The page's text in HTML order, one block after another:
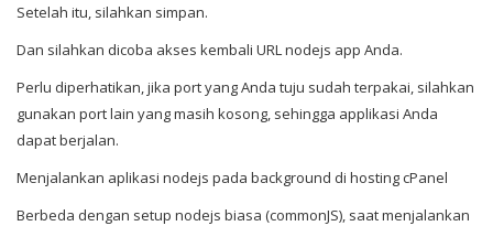
Setelah itu, silahkan simpan.
Dan silahkan dicoba akses kembali URL nodejs app Anda.
Perlu diperhatikan, jika port yang Anda tuju sudah terpakai, silahkan
gunakan port lain yang masih kosong, sehingga applikasi Anda
dapat berjalan.
Menjalankan aplikasi nodejs pada background di hosting cPanel
Berbeda dengan setup nodejs biasa (commonJS), saat menjalankan